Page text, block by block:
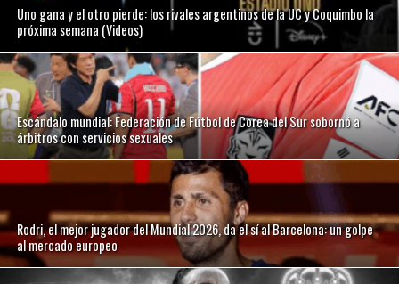
Uno gana y el otro pierde: los rivales argentinos de la UC y Coquimbo la
próxima semana (Videos)
Escándalo mundial: Federación de Fútbol de Corea del Sur sobornó a
árbitros con servicios sexuales
Rodri, el mejor jugador del Mundial 2026, da el sí al Barcelona: un golpe
al mercado europeo